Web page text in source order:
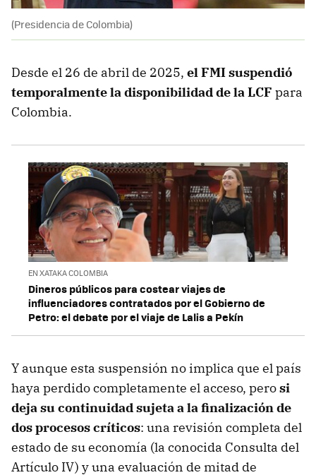
(Presidencia de Colombia)
Desde el 26 de abril de 2025, el FMI suspendió
temporalmente la disponibilidad de la LCF para
Colombia.
EN XATAKA COLOMBIA
Dineros públicos para costear viajes de
influenciadores contratados por el Gobierno de
Petro: el debate por el viaje de Lalis a Pekín
Y aunque esta suspensión no implica que el país
haya perdido completamente el acceso, perosi
deja su continuidad sujeta a la finalización de
dos procesos críticos: una revisión completa del
estado de su economía (la conocida Consulta del
Artículo IV) y una evaluación de mitad de